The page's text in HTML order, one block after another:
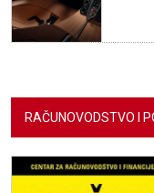
RAČUNOVODSTVO I